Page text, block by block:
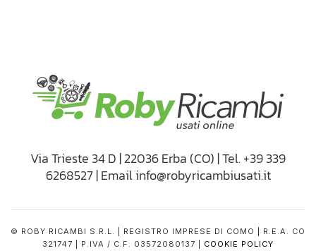
Via Trieste 34 D | 22036 Erba (CO) | Tel. +39 339
6268527 | Email info@robyricambiusati.it
© ROBY RICAMBI S.R.L. | REGISTRO IMPRESE DI COMO | R.E.A. CO
321747 | P.IVA / C.F. 03572080137 | COOKIE POLICY